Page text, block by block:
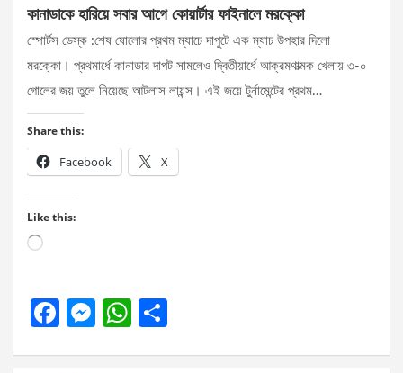
কানাডাকে হারিয়ে সবার আগে কোয়ার্টার ফাইনালে মরক্কো
স্পোর্টস ডেস্ক :শেষ ষোলোর প্রথম ম্যাচে দাপুটে এক ম্যাচ উপহার দিলো
মরক্কো। প্রথমার্ধে কানাডার দাপট সামলেও দ্বিতীয়ার্ধে আক্রমণাত্মক খেলায় ৩-০
গোলের জয় তুলে নিয়েছে আটলাস লায়ন্স। এই জয়ে টুর্নামেন্টের প্রথম…
Share this:
Facebook X
Like this:
Loading…
F
M W